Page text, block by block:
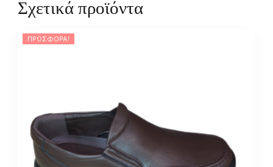
Σχετικά προϊόντα
ΠΡΟΣΦΟΡΆ!